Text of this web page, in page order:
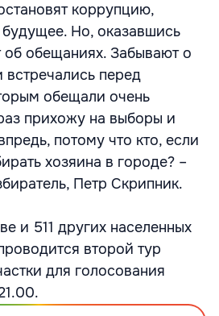
коррупцию,
Но, оказавшись
об обещаниях. Забывают о
перед
обещали очень
прихожу на выборы и
потому что кто, если
хозяина в городе? –
Петр Скрипник.
и 511 других населенных
второй тур
для голосования